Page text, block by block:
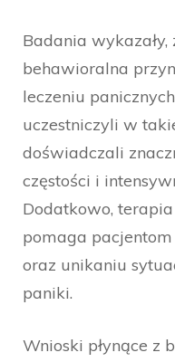
Badania
behawioralna
leczeniu
uczestniczyli w
doświadczali
częstości i
Dodatkowo,
pomaga
oraz unikaniu
paniki.
Wnioski płynące z